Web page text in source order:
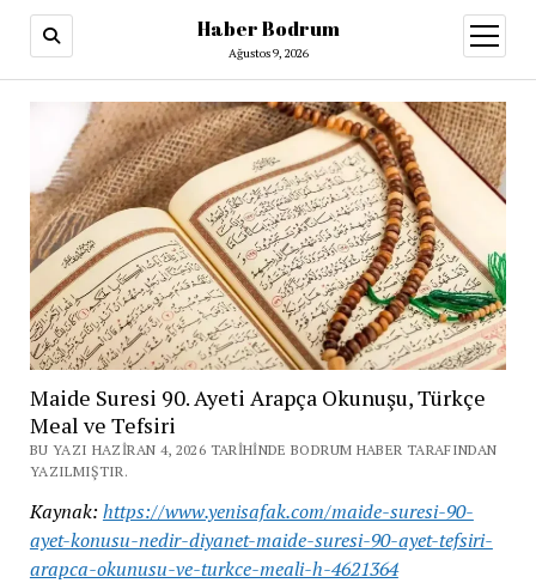
Haber Bodrum
Ağustos 9, 2026
aç
Maide Suresi 90. Ayeti Arapça Okunuşu, Türkçe
Meal ve Tefsiri
BU YAZI HAZIRAN 4, 2026 TARIHINDE BODRUM HABER TARAFINDAN
YAZILMIŞTIR.
Kaynak: https://www.yenisafak.com/maide-suresi-90-
ayet-konusu-nedir-diyanet-maide-suresi-90-ayet-tefsiri-
arapca-okunusu-ve-turkce-meali-h-4621364